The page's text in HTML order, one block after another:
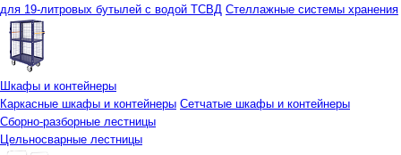
для 19-литровых бутылей с водой ТСВД Стеллажные системы хранения
Шкафы и контейнеры
Каркасные шкафы и контейнеры Сетчатые шкафы и контейнеры
Сборно-разборные лестницы
Цельносварные лестницы